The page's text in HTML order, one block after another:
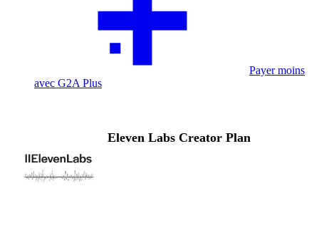
Payer moins
avec G2A Plus
Eleven Labs Creator Plan